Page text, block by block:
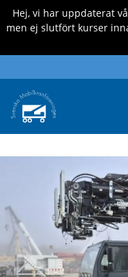
Hej, vi har uppdaterat
men ej slutfört kurser